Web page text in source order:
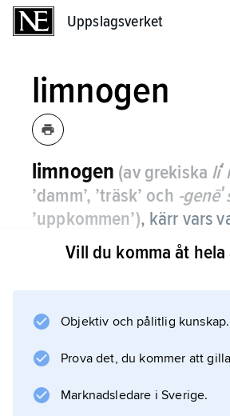
Uppslagsverket
limnogen
limnogen (av grekiska
’damm’, ’träsk’ och -
’uppkommen’), kärr vars
kommer från
eller vattendrag, sekärr.
Information om artikeln
Vill du komma åt
Objektiv och pålitlig kunskap.
Prova det, du kommer att
Marknadsledare i Sverige.